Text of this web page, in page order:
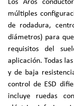
Los Aros
múltiples
de rodadura,
diámetros) para
requisitos del
aplicación. Todas
y de baja
control de ESD
incluye ruedas